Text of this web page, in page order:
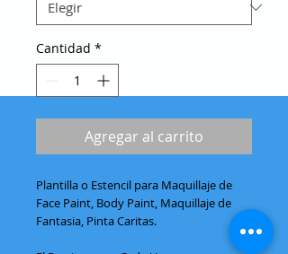
Cantidad *
Agregar al carrito
Plantilla o Estencil para Maquillaje de
Face Paint, Body Paint, Maquillaje de
Fantasia, Pinta Caritas.